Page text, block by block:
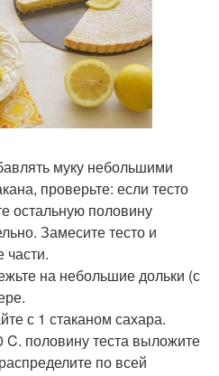
муку небольшими
проверьте: если тесто
остальную половину
Замесите тесто и
части.
на небольшие дольки (с
с 1 стаканом сахара.
C. половину теста выложите
по всей